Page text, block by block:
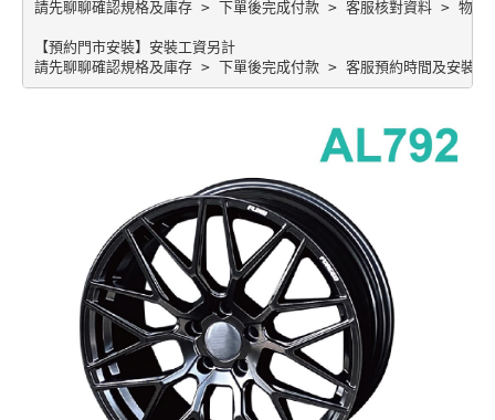
請先聊聊確認規格及庫存 > 下單後完成付款 > 客服核對資料 > 物流
【預約門市安裝】安裝工資另計